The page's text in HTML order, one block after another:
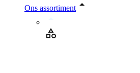
Ons assortiment